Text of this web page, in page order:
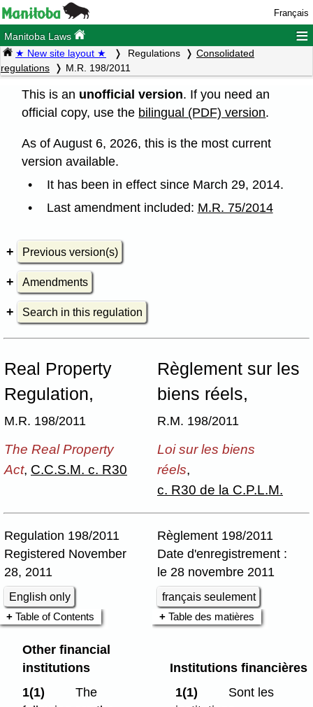
Français
Manitoba Laws ≡
★ New site layout ★ Regulations
Consolidated
regulations
M.R. 198/2011
This is an unofficial version. If you need an
official copy, use the bilingual (PDF) version.
As of August 6, 2026, this is the most current
version available.
It has been in effect since March 29, 2014.
Last amendment included: M.R. 75/2014
Previous version(s)
Amendments
Search in this regulation
Real Property
Regulation,
M.R. 198/2011
Règlement sur les
biens réels,
R.M. 198/2011
The Real Property
Act, C.C.S.M. c. R30
Loi sur les biens
réels,
c. R30 de la C.P.L.M.
Regulation 198/2011
Registered November
28, 2011
English only
Règlement 198/2011
Date d'enregistrement :
le 28 novembre 2011
français seulement
Table of Contents
Table des matières
Other financial
institutions
1(1)
The
Institutions financières
1(1)
Sont les